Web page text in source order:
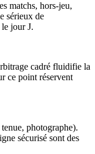
matchs, hors-jeu,
sérieux de
jour J.
cadré fluidifie la
ce point réservent
photographe).
sécurisé sont des